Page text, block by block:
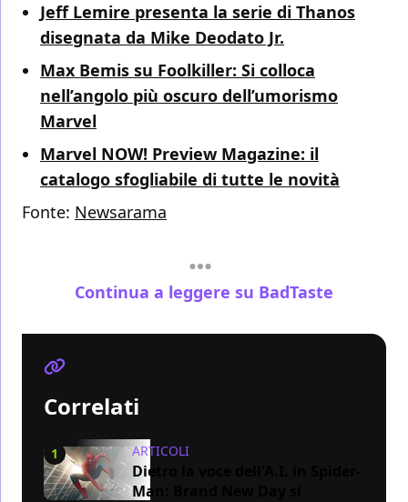
Jeff Lemire presenta la serie di Thanos
disegnata da Mike Deodato Jr.
Max Bemis su Foolkiller: Si colloca
nell’angolo più oscuro dell’umorismo
Marvel
Marvel NOW! Preview Magazine: il
catalogo sfogliabile di tutte le novità
Fonte: Newsarama
Continua a leggere su BadTaste
Correlati
1 ARTICOLI
Dietro la voce dell'A.I. in Spider-
Man: Brand New Day si